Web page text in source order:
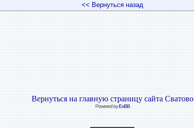
<< Вернуться назад
Вернуться на главную страницу сайта Сватово
Powered byExBB